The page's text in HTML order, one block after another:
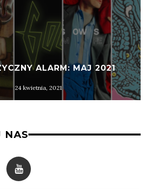
ALARM: MAJ 2021
24 kwietnia, 2021
NAS